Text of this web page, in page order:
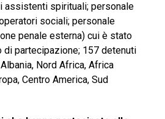
assistenti spirituali; personale
sociali; personale
penale esterna) cui è stato
partecipazione; 157 detenuti
Nord Africa, Africa
Centro America, Sud